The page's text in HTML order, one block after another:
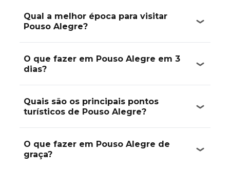
Qual a melhor época para visitar
Pouso Alegre?
O que fazer em Pouso Alegre em 3
dias?
Quais são os principais pontos
turísticos de Pouso Alegre?
O que fazer em Pouso Alegre de
graça?